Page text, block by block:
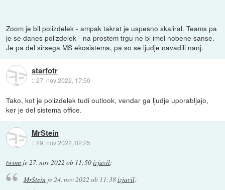
Zoom je bil polizdelek - ampak takrat je uspesno skaliral. Teams pa
je se danes polizdelek - na prostem trgu ne bi imel nobene sanse.
Je pa del sirsega MS ekosistema, pa so se ljudje navadili nanj.
starfotr
::27. nov 2022, 17:50
Tako, kot je polizdelek tudi outlook, vendar ga ljudje uporabljajo,
ker je del sistema office.
MrStein
::29. nov 2022, 02:25
twom je27. nov 2022 ob 11:50izjavil:
MrSteinje24. nov 2022 ob 11:38izjavil: